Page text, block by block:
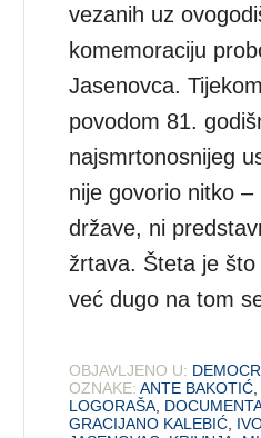
vezanih uz
komemoraciju
Jasenovca.
povodom 81.
najsmrtonosnijeg
nije govorio nitko –
države, ni
žrtava. Šteta je
već dugo na tom
OBJAVLJENO U:
OZNAKE: ANTE BAKOTIĆ
LOGORAŠA
GRACIJANO KALEBIĆ